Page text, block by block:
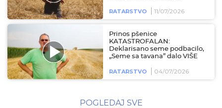
RATARSTVO 11/07/2026
Prinos pšenice
KATASTROFALAN:
Deklarisano seme podbacilo,
„Seme sa tavana” dalo VIŠE
RATARSTVO 04/07/2026
POGLEDAJ SVE